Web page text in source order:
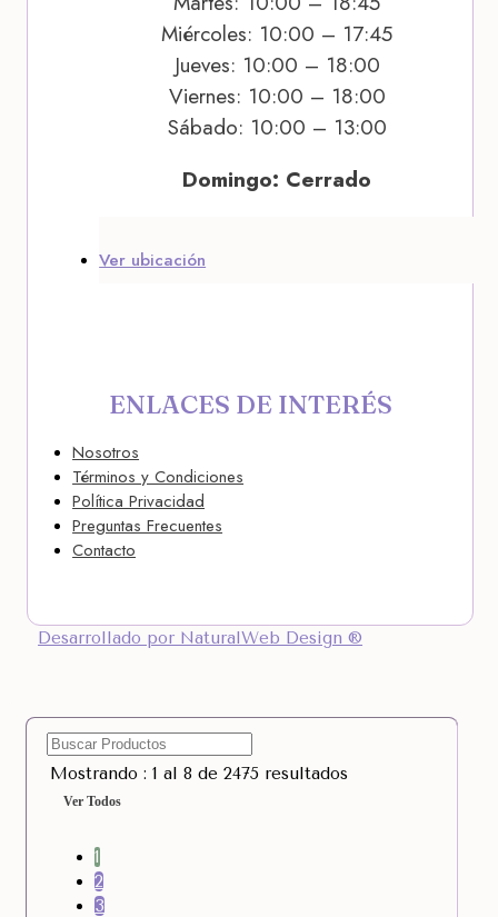
Miércoles: 10:00 – 17:45
Jueves: 10:00 – 18:00
Viernes: 10:00 – 18:00
Sábado: 10:00 – 13:00
Domingo: Cerrado
Ver ubicación
ENLACES DE INTERÉS
Nosotros
Términos y Condiciones
Política Privacidad
Preguntas Frecuentes
Contacto
Desarrollado por NaturalWeb Design ®
Mostrando : 1 al 8 de 2475 resultados
Ver Todos
1
2
3